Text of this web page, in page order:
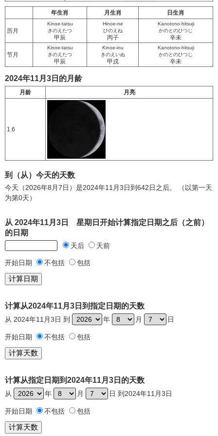
年生肖 月生肖 日生肖
历月
Kinoe-tatsu
きのえたつ
甲辰
Hinoe-ne
ひのえね
丙子
Kanotono-hitsuji
かのとのひつじ
辛未
节月
Kinoe-tatsu
きのえたつ
甲辰
Kinoe-inu
きのえいぬ
甲戌
Kanotono-hitsuji
かのとのひつじ
辛未
2024年11月3日的月龄
月龄 月亮
1.6
到（从）今天的天数
今天（2026年8月7日）是2024年11月3日到642日之后。 （以第一天
为第0天）
从 2024年11月3日 星期日开始计算指定日期之后（之前）
的日期
天后 天前
开始日期 不包括 包括
计算从2024年11月3日到指定日期的天数
从 2024年11月3日 到 年 月 日
开始日期 不包括 包括
计算从指定日期到2024年11月3日的天数
从 年 月 日 到2024年11月3日
开始日期 不包括 包括